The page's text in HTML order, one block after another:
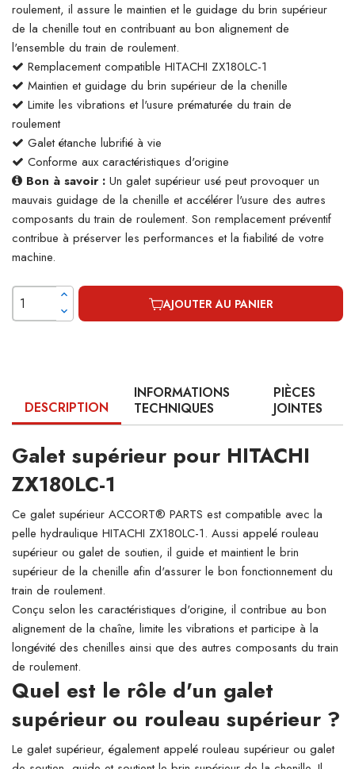
roulement, il assure le maintien et le guidage du brin supérieur
de la chenille tout en contribuant au bon alignement de
l'ensemble du train de roulement.
Remplacement compatible HITACHI ZX180LC-1
Maintien et guidage du brin supérieur de la chenille
Limite les vibrations et l'usure prématurée du train de
roulement
Galet étanche lubrifié à vie
Conforme aux caractéristiques d'origine
Bon à savoir : Un galet supérieur usé peut provoquer un
mauvais guidage de la chenille et accélérer l'usure des autres
composants du train de roulement. Son remplacement préventif
contribue à préserver les performances et la fiabilité de votre
machine.
AJOUTER AU PANIER
DESCRIPTION
INFORMATIONS
TECHNIQUES
PIÈCES
JOINTES
Galet supérieur pour HITACHI
ZX180LC-1
Ce galet supérieur ACCORT® PARTS est compatible avec la
pelle hydraulique HITACHI ZX180LC-1. Aussi appelé rouleau
supérieur ou galet de soutien, il guide et maintient le brin
supérieur de la chenille afin d'assurer le bon fonctionnement du
train de roulement.
Conçu selon les caractéristiques d'origine, il contribue au bon
alignement de la chaîne, limite les vibrations et participe à la
longévité des chenilles ainsi que des autres composants du train
de roulement.
Quel est le rôle d'un galet
supérieur ou rouleau supérieur ?
Le galet supérieur, également appelé rouleau supérieur ou galet